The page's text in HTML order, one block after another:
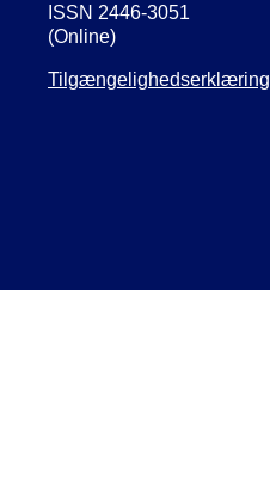
ISSN 2446-3051
(Online)
Tilgængelighedserklæring